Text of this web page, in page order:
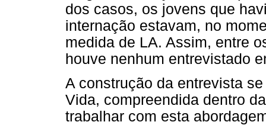
dos casos, os jovens que
internação estavam, no
medida de LA. Assim, entre
houve nenhum entrevistado
A construção da entrevista
Vida, compreendida dentro
trabalhar com esta